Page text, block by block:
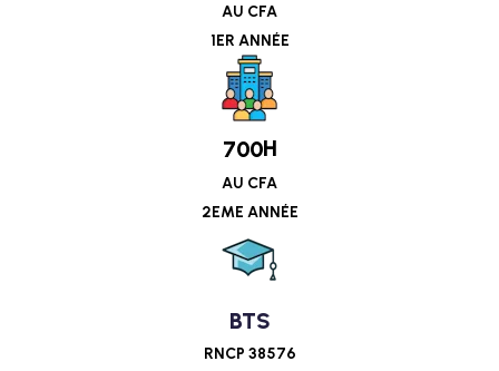
AU CFA
1ER ANNÉE
700H
AU CFA
2EME ANNÉE
BTS
RNCP 38576